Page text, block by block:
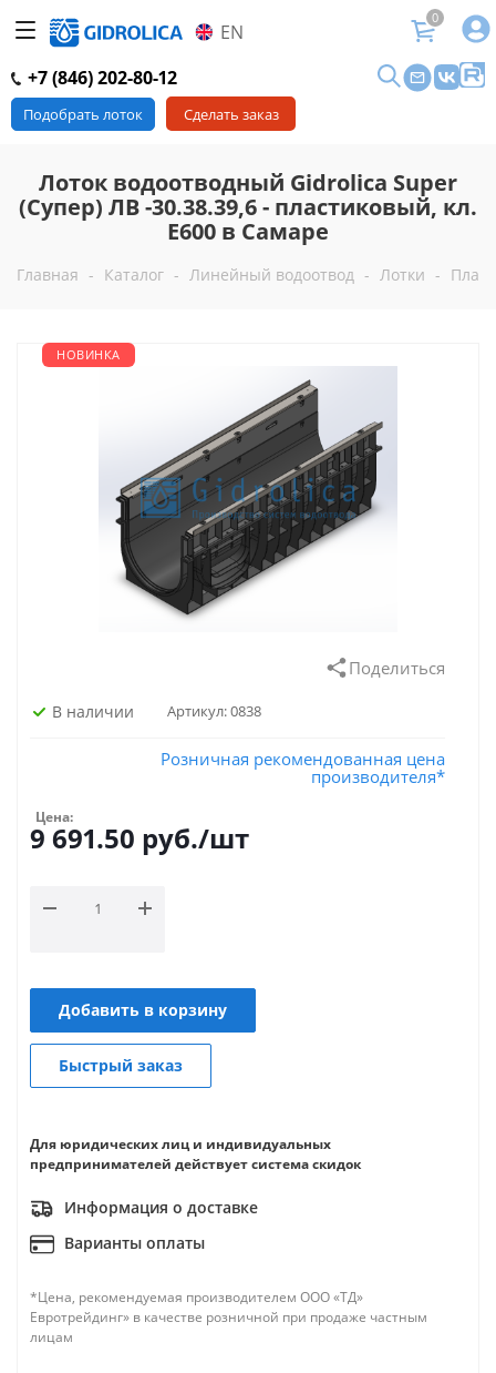
EN
0
+7 (846) 202-80-12
Подобрать лоток Сделать заказ
Лоток водоотводный Gidrolica Super
(Супер) ЛВ -30.38.39,6 - пластиковый, кл.
Е600 в Самаре
Главная - Каталог - Линейный водоотвод - Лотки -
НОВИНКА
Поделиться
В наличии Артикул:0838
Розничная рекомендованная цена
производителя*
Цена:
9 691.50 руб./шт
Добавить в корзину
Быстрый заказ
Для юридических лиц и индивидуальных
предпринимателей действует система скидок
Информация о доставке
Варианты оплаты
*Цена, рекомендуемая производителем ООО «ТД»
Евротрейдинг» в качестве розничной при продаже частным
лицам